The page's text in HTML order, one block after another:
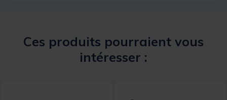
Ces produits pourraient vous
intéresser :